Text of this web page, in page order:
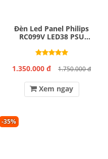
Đèn Led Panel Philips
RC099V LED38 PSU
1.350.000 đ 1.750.000 đ
Xem ngay
-35%